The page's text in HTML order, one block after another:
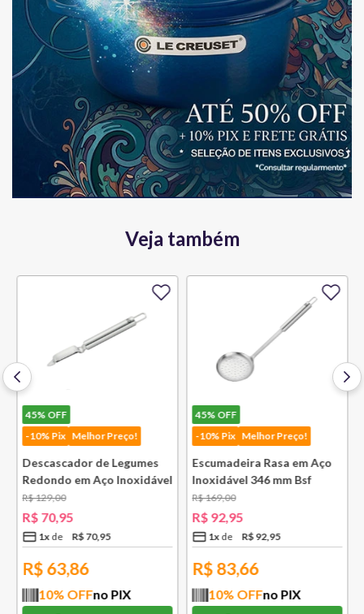
Veja também
45% OFF
-10% Pix Melhor Preço!
Descascador de Legumes
Redondo em Aço Inoxidável
131 mm Bsf
R$129,00
R$ 70,95
1x R$70,95
R$ 63,86
10% OFFno PIX
45% OFF
-10% Pix Melhor Preço!
Escumadeira Rasa em Aço
Inoxidável 346 mm Bsf
R$169,00
R$ 92,95
1x R$92,95
R$ 83,66
10% OFFno PIX